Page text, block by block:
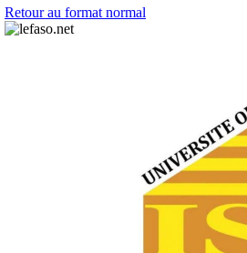
Retour au format normal